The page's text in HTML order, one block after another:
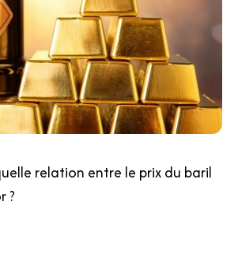
relation entre le prix du baril
?